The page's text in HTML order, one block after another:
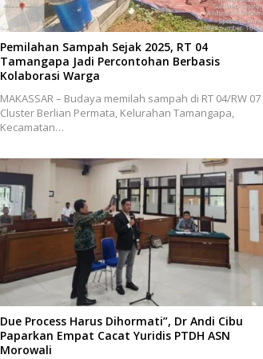
Pemilahan Sampah Sejak 2025, RT 04
Tamangapa Jadi Percontohan Berbasis
Kolaborasi Warga
MAKASSAR – Budaya memilah sampah di RT 04/RW 07
Cluster Berlian Permata, Kelurahan Tamangapa,
Kecamatan…
Due Process Harus Dihormati”, Dr Andi Cibu
Paparkan Empat Cacat Yuridis PTDH ASN
Morowali